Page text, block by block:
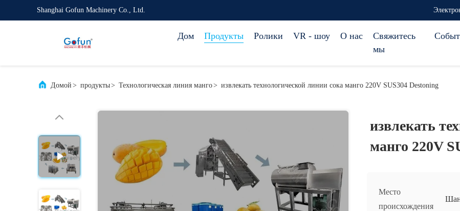
Shanghai Gofun Machinery Co., Ltd.
Дом Продукты Ролики VR - шоу О нас
Свяжитесь
мы
Домой > продукты> Технологическая линия манго> извлекать технологической линии сока манго 220V SUS304 Destoning
извлекать
манго 220V
Место
происхождения